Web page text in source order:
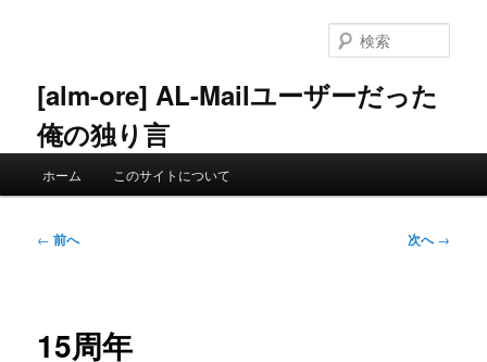
ン
へ
[alm-ore] AL-Mailユーザーだった
俺の独り言
索
ホーム このサイトについて
投
← 前へ 次へ→
15周年